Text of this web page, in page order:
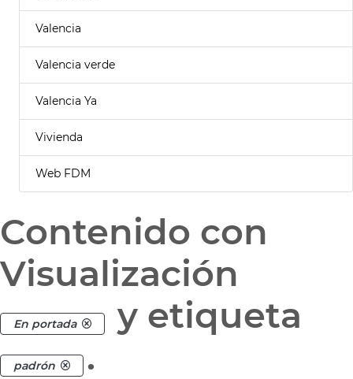
Valencia
Valencia verde
Valencia Ya
Vivienda
Web FDM
Contenido con
Visualización
En portada y etiqueta
padrón .